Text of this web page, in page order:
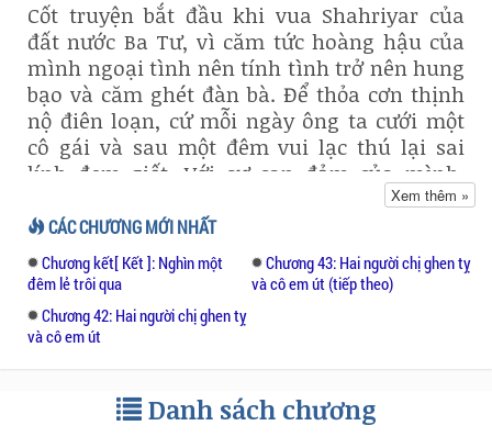
Cốt truyện bắt đầu khi vua Shahriyar của
đất nước Ba Tư, vì căm tức hoàng hậu của
mình ngoại tình nên tính tình trở nên hung
bạo và căm ghét đàn bà. Để thỏa cơn thịnh
nộ điên loạn, cứ mỗi ngày ông ta cưới một
cô gái và sau một đêm vui lạc thú lại sai
lính đem giết. Với sự can đảm của mình,
nàng Sheherazade đã xin cha cho mình
được hầu hạ đức vua, người cha vô cùng
đau lòng khi vì biết chỉ sau đêm ở cùng vua
nàng sẽ chết. Thế nhưng Sheherazade thông
minh, tài trí lại giàu nghị lực đã tìm được
cách thoát khỏi cái chết.
Dinarzade, em gái đánh thức nàng dậy khi
Xem thêm »
CÁC CHƯƠNG MỚI NHẤT
Chương kết[ Kết ]: Nghìn một
đêm lẻ trôi qua
Chương 43: Hai người chị ghen tỵ
và cô em út (tiếp theo)
Chương 42: Hai người chị ghen tỵ
và cô em út
Danh sách chương